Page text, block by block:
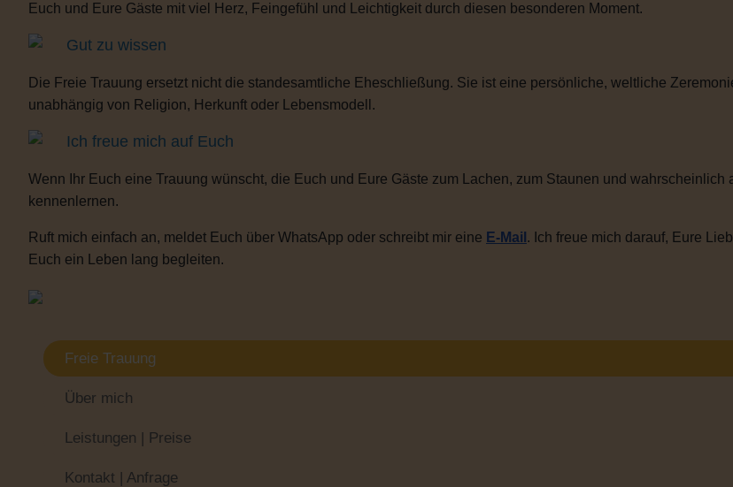
Freie Trauung
Über mich
Leistungen | Preise
Kontakt | Anfrage
Euch und Eure Gäste mit viel Herz, Feingefühl und Leichtigkeit durch diesen besonderen Moment.
Gut zu wissen
Die Freie Trauung ersetzt nicht die standesamtliche Eheschließung. Sie ist eine persönliche, weltliche
unabhängig von Religion, Herkunft oder Lebensmodell.
Ich freue mich auf Euch
Wenn Ihr Euch eine Trauung wünscht, die Euch und Eure Gäste zum Lachen, zum Staunen und
kennenlernen.
Ruft mich einfach an, meldet Euch über WhatsApp oder schreibt mir eine E-Mail . Ich freue mich darauf, Eure
Euch ein Leben lang begleiten.